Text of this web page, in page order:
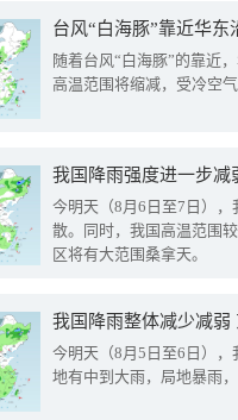
台风“白海豚”靠近华
随着台风“白海豚”的靠近
高温范围将缩减，受冷空
今明天（8月6日至7日）
散。同时，我国高温范围
区将有大范围桑拿天。
我国降雨整体减少减弱
今明天（8月5日至6日）
地有中到大雨，局地暴雨